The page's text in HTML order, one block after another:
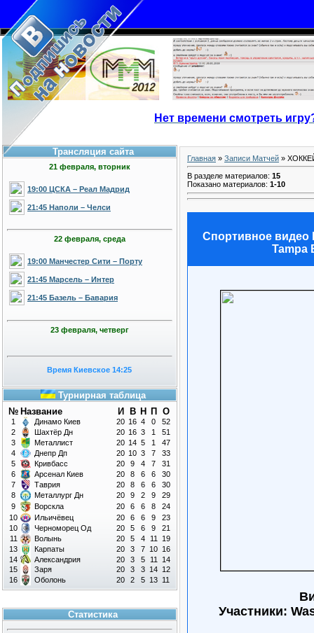
Нет времени смотреть
Трансляция сайта
21 февраля, вторник
19:00 ЦСКА – Реал Мадрид
21:45 Наполи – Челси
22 февраля, среда
19:00 Манчестер Сити – Порту
21:45 Марсель – Интер
21:45 Базель – Бавария
23 февраля, четверг
Время Киевское 14:25
Турнирная таблица
№ Название И В Н П О
1 Динамо Киев 20 16 4 0
52
2
Шахтёр Дн 20 16 3 1
51
3
Металлист 20 14 5 1
47
4
Днепр Дп 20 10 3 7
33
5
Кривбасс 20 9 4 7
31
6
Арсенал Киев 20 8 6 6
30
7
Таврия 20 8 6 6
30
8
Металлург Дн 20 9 2 9
29
9
Ворскла 20 6 6 8
24
10
Ильичёвец 20 6 6 9
23
10
Черноморец Од 20 5 6 9
21
11
Волынь 20 5 4 11
19
13
Карпаты 20 3 7 10 16
14
Александрия 20 3 5 11
14
15
Заря 20 3 3 14 12
16
Оболонь 20 2 5 13 11
Статистика
Главная » Записи Матчей »
В разделе материалов: 15
Показано материалов: 1-10
Спортивное видео
Tampa
Участники: